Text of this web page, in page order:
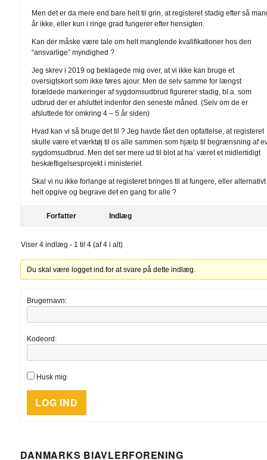
Men det er da mere end bare helt til grin, at registeret stadig efter så
år ikke, eller kun i ringe grad fungerer efter hensigten.
Kan der måske være tale om helt manglende kvalifikationer hos den
“ansvarlige” myndighed ?
Jeg skrev i 2019 og beklagede mig over, at vi ikke kan bruge et
oversigtskort som ikke føres ajour. Men de selv samme for længst
forældede markeringer af sygdomsudbrud figurerer stadig, bl.a. som
udbrud der er afsluttet indenfor den seneste måned. (Selv om de er
afsluttede for omkring 4 – 5 år siden)
Hvad kan vi så bruge det til ? Jeg havde fået den opfattelse, at registeret
skulle være et værktøj til os alle sammen som hjælp til begrænsning af
sygdomsudbrud. Men det ser mere ud til blot at ha’ været et midlertidigt
beskæftigelsesprojekt i ministeriet.
Skal vi nu ikke forlange at registeret bringes til at fungere, eller alternativt
helt opgive og begrave det en gang for alle ?
Forfatter Indlæg
Viser 4 indlæg - 1 til 4 (af 4 i alt)
Du skal være logget ind for at svare på dette indlæg.
Brugernavn:
Kodeord:
Husk mig
LOG IND
DANMARKS BIAVLERFORENING